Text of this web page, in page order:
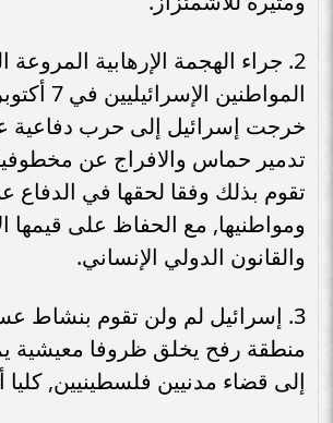
2. جراء الهجمة الإرهابية
خرجت إسرائيل إلى حرب دفاعية
تدمير حماس والافراج عن
تقوم بذلك وفقا لحقها في الدفاع
ومواطنيها, مع الحفاظ على قيمها
والقانون الدولي الإنساني.
3. إسرائيل لم ولن تقوم بنشاط
منطقة رفح يخلق ظروفا معيشية
إلى قضاء مدنيين فلسطينيين, كليا